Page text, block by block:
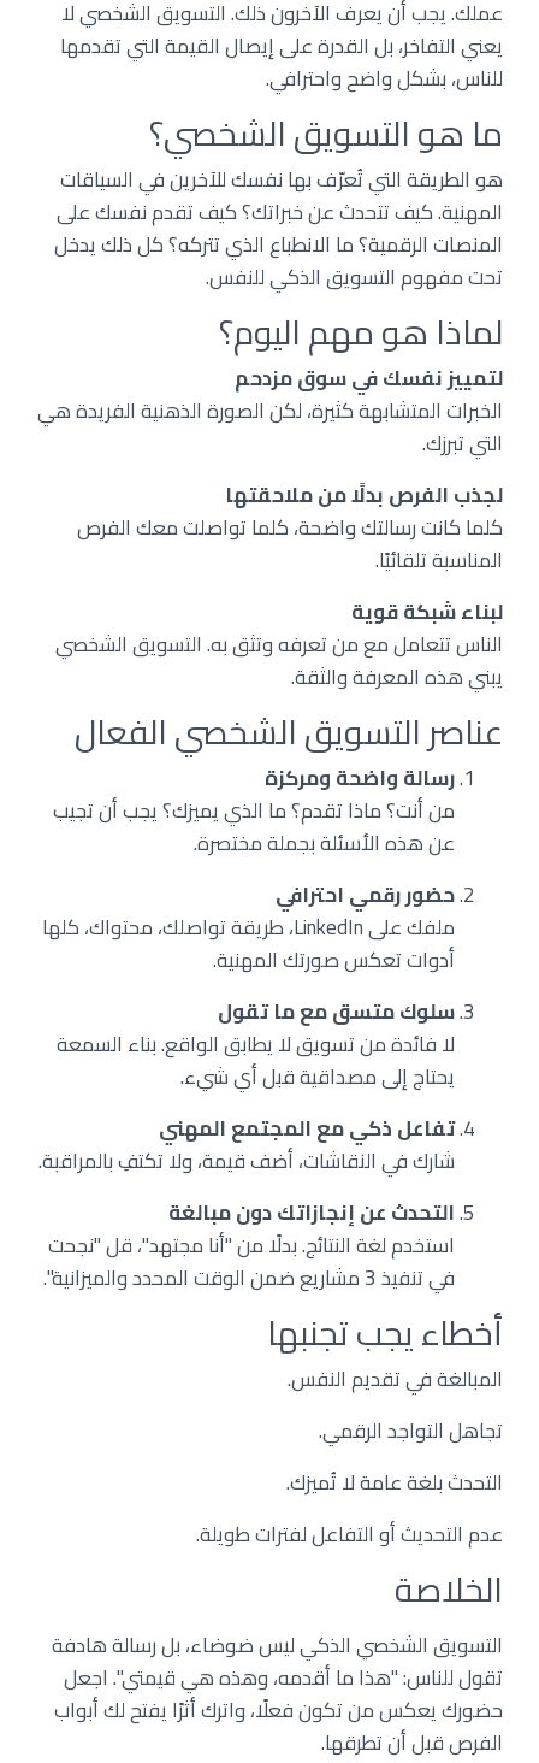
عملك. يجب أن يعرف الآخرون ذلك. التسويق الشخصي لا
يعني التفاخر، بل القدرة على إيصال القيمة التي تقدمها
للناس، بشكل واضح واحترافي.
ما هو التسويق الشخصي؟
هو الطريقة التي تُعرّف بها نفسك للآخرين في السياقات
المهنية. كيف تتحدث عن خبراتك؟ كيف تقدم نفسك على
المنصات الرقمية؟ ما الانطباع الذي تتركه؟ كل ذلك يدخل
تحت مفهوم التسويق الذكي للنفس.
لماذا هو مهم اليوم؟
لتمييز نفسك في سوق مزدحم
الخبرات المتشابهة كثيرة، لكن الصورة الذهنية الفريدة هي
التي تبرزك.
لجذب الفرص بدلًا من ملاحقتها
كلما كانت رسالتك واضحة، كلما تواصلت معك الفرص
المناسبة تلقائيًا.
لبناء شبكة قوية
الناس تتعامل مع من تعرفه وتثق به. التسويق الشخصي
يبني هذه المعرفة والثقة.
عناصر التسويق الشخصي الفعال
رسالة واضحة ومركزة
من أنت؟ ماذا تقدم؟ ما الذي يميزك؟ يجب أن تجيب
عن هذه الأسئلة بجملة مختصرة.
حضور رقمي احترافي
ملفك على LinkedIn، طريقة تواصلك، محتواك، كلها
أدوات تعكس صورتك المهنية.
سلوك متسق مع ما تقول
لا فائدة من تسويق لا يطابق الواقع. بناء السمعة
يحتاج إلى مصداقية قبل أي شيء.
تفاعل ذكي مع المجتمع المهني
شارك في النقاشات، أضف قيمة، ولا تكتفِ بالمراقبة.
التحدث عن إنجازاتك دون مبالغة
استخدم لغة النتائج. بدلًا من "أنا مجتهد"، قل "نجحت
في تنفيذ 3 مشاريع ضمن الوقت المحدد والميزانية".
أخطاء يجب تجنبها
المبالغة في تقديم النفس.
تجاهل التواجد الرقمي.
التحدث بلغة عامة لا تُميزك.
عدم التحديث أو التفاعل لفترات طويلة.
الخلاصة
التسويق الشخصي الذكي ليس ضوضاء، بل رسالة هادفة
تقول للناس: "هذا ما أقدمه، وهذه هي قيمتي". اجعل
حضورك يعكس من تكون فعلًا، واترك أثرًا يفتح لك أبواب
الفرص قبل أن تطرقها.